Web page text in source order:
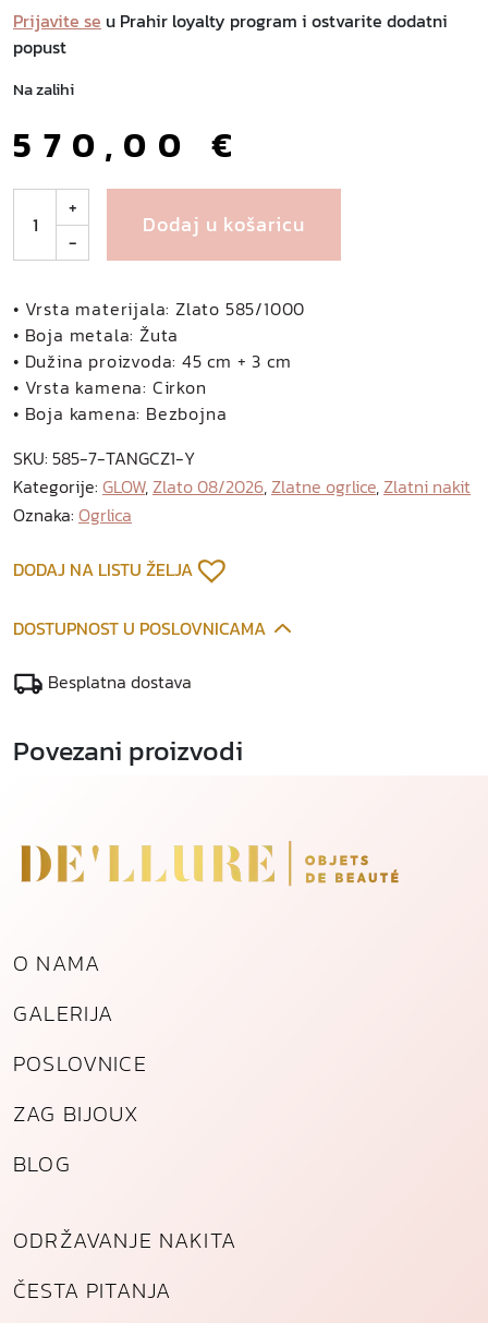
Prijavite se u Prahir loyalty program i ostvarite dodatni
popust
Na zalihi
570,00 €
y
l
a
t
n
a
g
r
l
c
k
l
i
i
+
-
Dodaj u košaricu
• Vrsta materijala: Zlato 585/1000
• Boja metala: Žuta
• Dužina proizvoda: 45 cm + 3 cm
• Vrsta kamena: Cirkon
• Boja kamena: Bezbojna
SKU: 585-7-TANGCZ1-Y
Kategorije: GLOW,Zlato 08/2026,Zlatne ogrlice,Zlatni nakit
Oznaka: Ogrlica
DODAJ NA LISTU ŽELJA
DOSTUPNOST U POSLOVNICAMA
Besplatna dostava
Povezani proizvodi
O NAMA
GALERIJA
POSLOVNICE
ZAG BIJOUX
BLOG
ODRŽAVANJE NAKITA
ČESTA PITANJA